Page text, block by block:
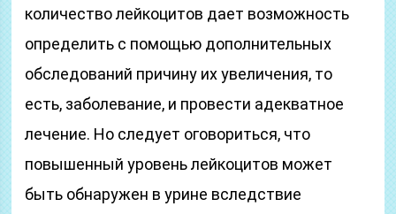
количество лейкоцитов дает возможность
определить с помощью дополнительных
обследований причину их увеличения, то
есть, заболевание, и провести адекватное
лечение. Но следует оговориться, что
повышенный уровень лейкоцитов может
быть обнаружен в урине вследствие